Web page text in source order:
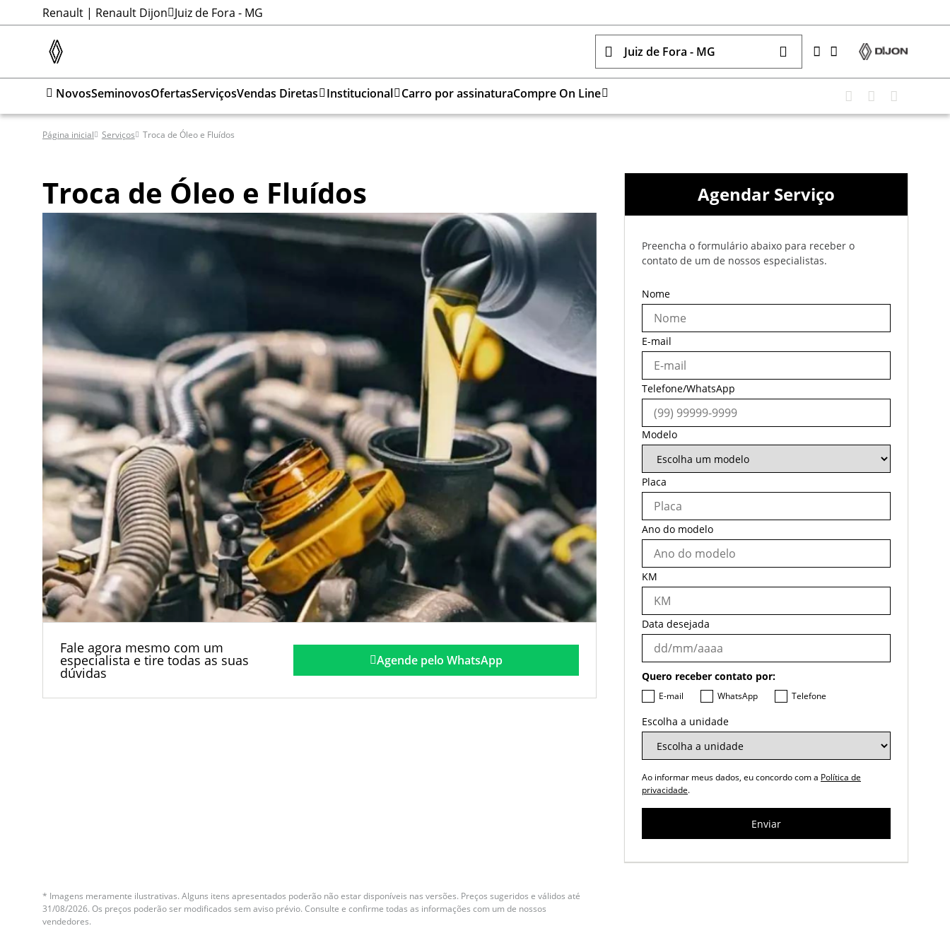
Renault | Renault Dijon Juiz de Fora - MG
Juiz de Fora - MG
NovosSeminovosOfertasServiçosVendas Diretas Institucional Carro por assinaturaCompre On Line
Página inicial Serviços Troca de Óleo e Fluídos
Troca de Óleo e Fluídos
Fale agora mesmo com um
especialista e tire todas as suas
dúvidas
Agende pelo WhatsApp
Agendar Serviço
Preencha o formulário abaixo para receber o
contato de um de nossos especialistas.
Nome
E-mail
Telefone/WhatsApp
Modelo
Placa
Ano do modelo
KM
Data desejada
Quero receber contato por:
E-mail WhatsApp Telefone
Escolha a unidade
Ao informar meus dados, eu concordo com a Política de
privacidade.
Enviar
* Imagens meramente ilustrativas. Alguns itens apresentados poderão não estar disponíveis nas versões. Preços sugeridos e válidos até
31/08/2026. Os preços poderão ser modificados sem aviso prévio. Consulte e confirme todas as informações com um de nossos
vendedores.